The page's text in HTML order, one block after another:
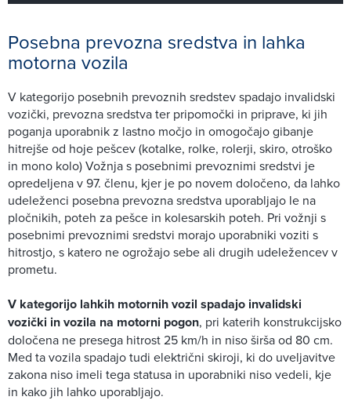
Posebna prevozna sredstva in lahka
motorna vozila
V kategorijo posebnih prevoznih sredstev spadajo invalidski
vozički, prevozna sredstva ter pripomočki in priprave, ki jih
poganja uporabnik z lastno močjo in omogočajo gibanje
hitrejše od hoje pešcev (kotalke, rolke, rolerji, skiro, otroško
in mono kolo) Vožnja s posebnimi prevoznimi sredstvi je
opredeljena v 97. členu, kjer je po novem določeno, da lahko
udeleženci posebna prevozna sredstva uporabljajo le na
pločnikih, poteh za pešce in kolesarskih poteh. Pri vožnji s
posebnimi prevoznimi sredstvi morajo uporabniki voziti s
hitrostjo, s katero ne ogrožajo sebe ali drugih udeležencev v
prometu.
V kategorijo lahkih motornih vozil spadajo invalidski
vozički in vozila na motorni pogon, pri katerih konstrukcijsko
določena ne presega hitrost 25 km/h in niso širša od 80 cm.
Med ta vozila spadajo tudi električni skiroji, ki do uveljavitve
zakona niso imeli tega statusa in uporabniki niso vedeli, kje
in kako jih lahko uporabljajo.